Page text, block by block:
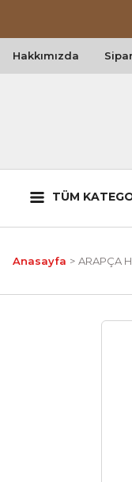
Hakkımızda
TÜM
Anasayfa ARAPÇA